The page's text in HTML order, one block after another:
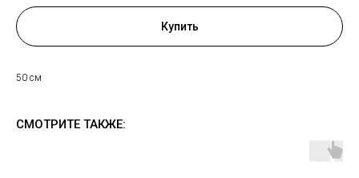
Купить
50 см
СМОТРИТЕ ТАКЖЕ: